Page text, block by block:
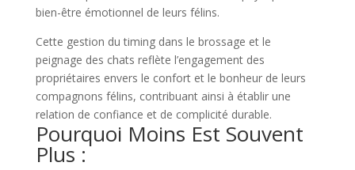
bien-être émotionnel de leurs félins.
Cette gestion du timing dans le brossage et le
peignage des chats reflète l’engagement des
propriétaires envers le confort et le bonheur de leurs
compagnons félins, contribuant ainsi à établir une
relation de confiance et de complicité durable.
Pourquoi Moins Est Souvent
Plus :